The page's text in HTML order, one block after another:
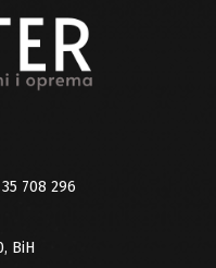
35 708 296
BiH